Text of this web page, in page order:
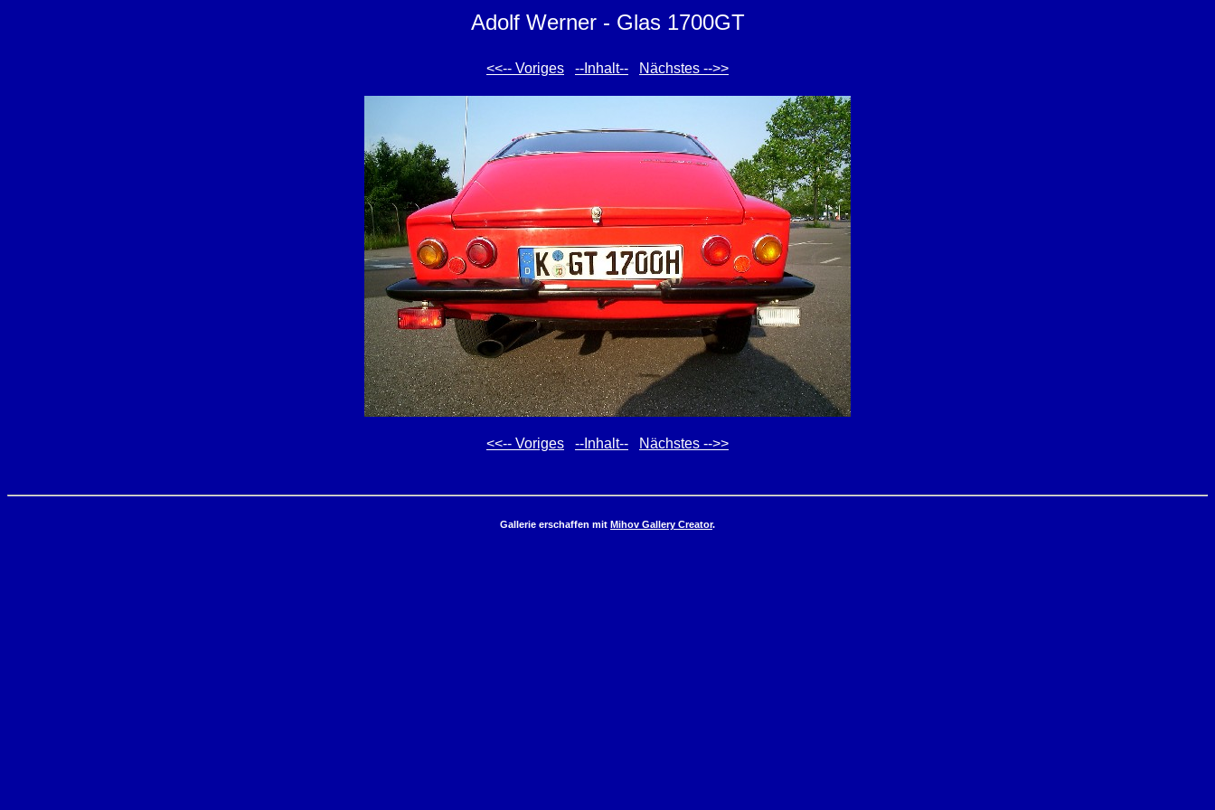
Adolf Werner - Glas 1700GT
<<-- Voriges --Inhalt-- Nächstes -->>
<<-- Voriges --Inhalt-- Nächstes -->>
Gallerie erschaffen mit Mihov Gallery Creator.